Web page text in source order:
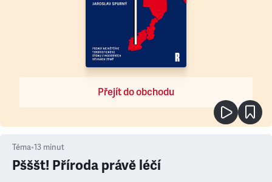
Přejít do obchodu
Téma•13 minut
Pšššt! Příroda právě léčí